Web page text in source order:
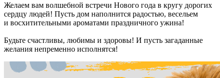
Желаем вам волшебной встречи Нового года в кругу дорогих
сердцу людей! Пусть дом наполнится радостью, весельем
и восхитительными ароматами праздничного ужина!
Будьте счастливы, любимы и здоровы! И пусть загаданные
желания непременно исполнятся!